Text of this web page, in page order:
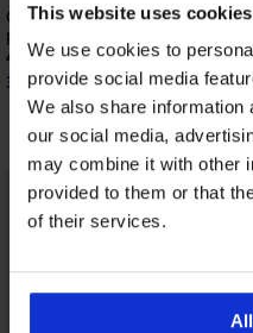
This website uses cookies
We use cookies to
provide social media
We also share information
our social media,
may combine it with other
provided to them or that
of their services.
Grudnjak Maia 4D Soft Control
podstavljeni
41,99 €
33,59 € kod: BRA20
Otkrijte